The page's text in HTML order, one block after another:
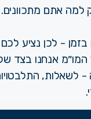
למה אתם מתכוונים.
בזמן - לכן נציע
אנחנו בצד
לשאלות,